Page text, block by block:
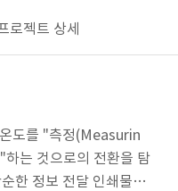
로젝트 상세
도를 "측정(Measurin
는 것으로의 전환을 탐
한 정보 전달 인쇄물이